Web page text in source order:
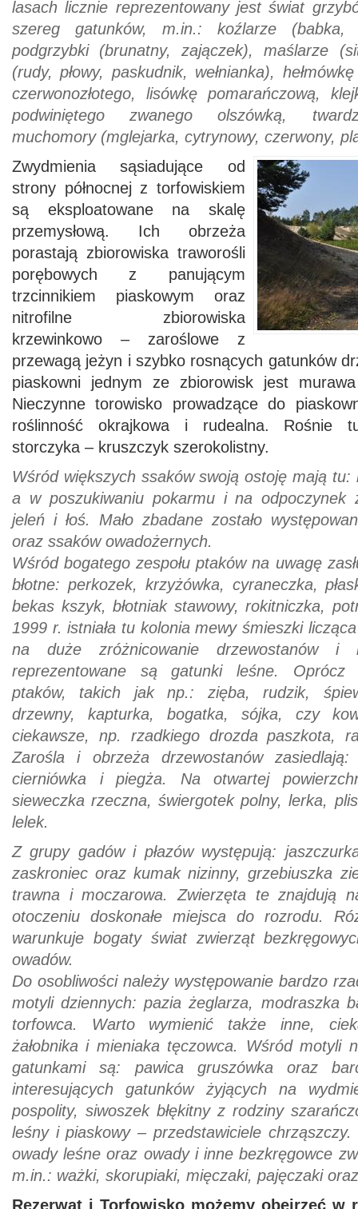
lasach licznie reprezentowany jest świat
szereg gatunków, m.in.: koźlarze (babka,
podgrzybki (brunatny, zajączek), maślarze
(rudy, płowy, paskudnik, wełnianka),
czerwonozłotego, lisówkę pomarańczową,
podwiniętego zwanego olszówką,
muchomory (mglejarka, cytrynowy, czerwony,
Zwydmienia sąsiadujące od
strony północnej z torfowiskiem
są eksploatowane na skalę
przemysłową. Ich obrzeża
porastają zbiorowiska traworośli
porębowych z panującym
trzcinnikiem piaskowym oraz
nitrofilne zbiorowiska
krzewinkowo – zaroślowe z
przewagą jeżyn i szybko rosnących gatunków
piaskowni jednym ze zbiorowisk jest
Nieczynne torowisko prowadzące do
roślinność okrajkowa i rudealna. Rośnie
storczyka – kruszczyk szerokolistny.
Wśród większych ssaków swoją ostoję mają
a w poszukiwaniu pokarmu i na odpoczynek
jeleń i łoś. Mało zbadane zostało
oraz ssaków owadożernych.
Wśród bogatego zespołu ptaków na uwagę
błotne: perkozek, krzyżówka, cyraneczka,
bekas kszyk, błotniak stawowy, rokitniczka,
1999 r. istniała tu kolonia mewy śmieszki
na duże zróżnicowanie drzewostanów i
reprezentowane są gatunki leśne. Oprócz
ptaków, takich jak np.: zięba, rudzik,
drzewny, kapturka, bogatka, sójka, czy
ciekawsze, np. rzadkiego drozda paszkota,
Zarośla i obrzeża drzewostanów zasiedlają:
cierniówka i piegża. Na otwartej
sieweczka rzeczna, świergotek polny, lerka,
lelek.
Z grupy gadów i płazów występują:
zaskroniec oraz kumak nizinny, grzebiuszka
trawna i moczarowa. Zwierzęta te znajdują
otoczeniu doskonałe miejsca do rozrodu.
warunkuje bogaty świat zwierząt
owadów.
Do osobliwości należy występowanie bardzo
motyli dziennych: pazia żeglarza, modraszka
torfowca. Warto wymienić także inne,
żałobnika i mieniaka tęczowca. Wśród motyli
gatunkami są: pawica gruszówka oraz
interesujących gatunków żyjących na
pospolity, siwoszek błękitny z rodziny
leśny i piaskowy – przedstawiciele chrząszczy.
owady leśne oraz owady i inne bezkręgowce
m.in.: ważki, skorupiaki, mięczaki, pajęczaki
Rezerwat i Torfowisko możemy obejrzeć w